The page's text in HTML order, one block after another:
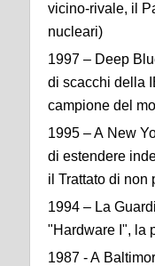
vicino-rivale, il
nucleari)
1997 – Deep
di scacchi della
campione del
1995 – A New
di estendere
il Trattato di non
1994 – La
"Hardware I", la
1987 - A